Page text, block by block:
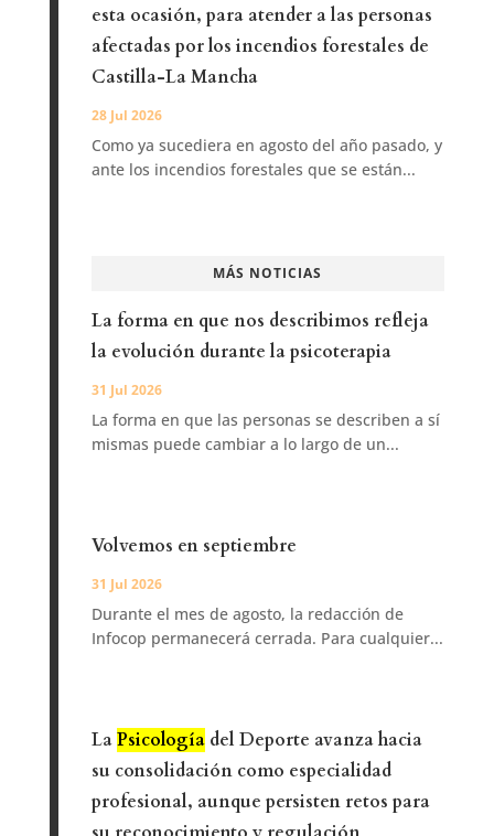
esta ocasión, para atender a las personas
afectadas por los incendios forestales de
Castilla-La Mancha
28 Jul 2026
Como ya sucediera en agosto del año pasado, y
ante los incendios forestales que se están...
MÁS NOTICIAS
La forma en que nos describimos refleja
la evolución durante la psicoterapia
31 Jul 2026
La forma en que las personas se describen a sí
mismas puede cambiar a lo largo de un...
Volvemos en septiembre
31 Jul 2026
Durante el mes de agosto, la redacción de
Infocop permanecerá cerrada. Para cualquier...
LaPsicologíadel Deporte avanza hacia
su consolidación como especialidad
profesional, aunque persisten retos para